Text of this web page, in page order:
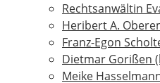
Rechtsanwältin
Heribert A.
Franz-Egon
Dietmar Gorißen
Meike